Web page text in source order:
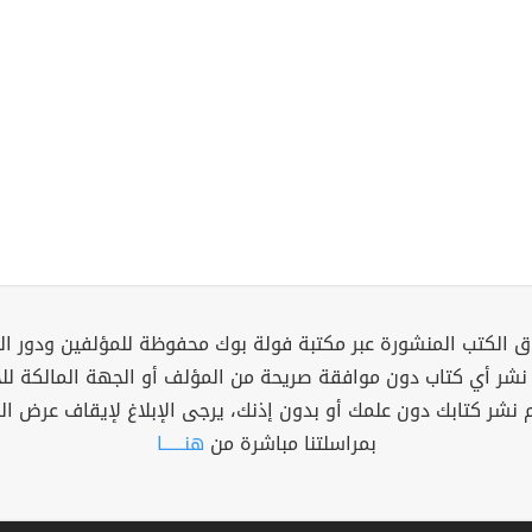
الكتب المنشورة عبر مكتبة فولة بوك محفوظة للمؤلفين ودور
نشر أي كتاب دون موافقة صريحة من المؤلف أو الجهة المالكة
نشر كتابك دون علمك أو بدون إذنك، يرجى الإبلاغ لإيقاف عرض
بمراسلتنا مباشرة من هنــــــا